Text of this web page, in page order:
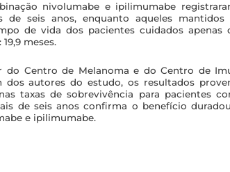
nivolumabe e ipilimumabe
de seis anos, enquanto aqueles
de vida dos pacientes cuidados apenas
meses.
do Centro de Melanoma e do Centro de
autores do estudo, os resultados
taxas de sobrevivência para pacientes
de seis anos confirma o benefício
e ipilimumabe.